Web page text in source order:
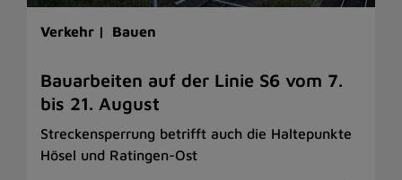
Verkehr | Bauen
Bauarbeiten auf der Linie S6 vom 7.
bis 21. August
Streckensperrung betrifft auch die Haltepunkte
Hösel und Ratingen-Ost